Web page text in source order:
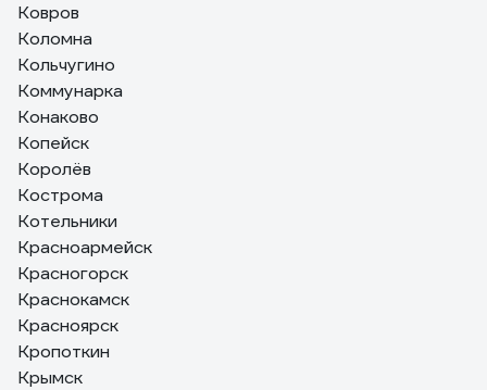
Ковров
Коломна
Кольчугино
Коммунарка
Конаково
Копейск
Королёв
Кострома
Котельники
Красноармейск
Красногорск
Краснокамск
Красноярск
Кропоткин
Крымск